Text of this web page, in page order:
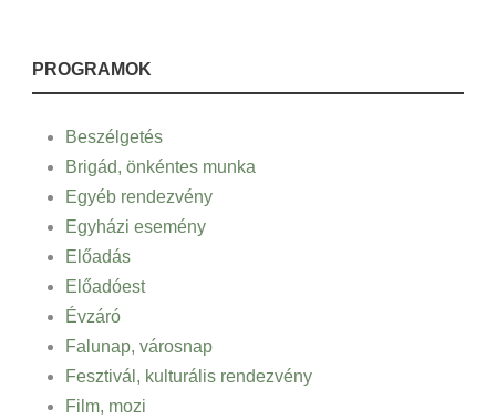
PROGRAMOK
Beszélgetés
Brigád, önkéntes munka
Egyéb rendezvény
Egyházi esemény
Előadás
Előadóest
Évzáró
Falunap, városnap
Fesztivál, kulturális rendezvény
Film, mozi